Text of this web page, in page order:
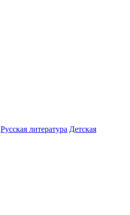
Русская литература Детская